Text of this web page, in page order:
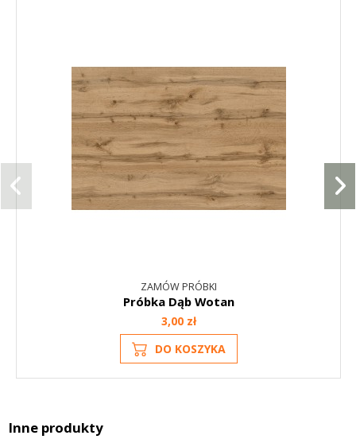
ZAMÓW PRÓBKI
Próbka Dąb Wotan
3,00 zł
DO KOSZYKA
Inne produkty